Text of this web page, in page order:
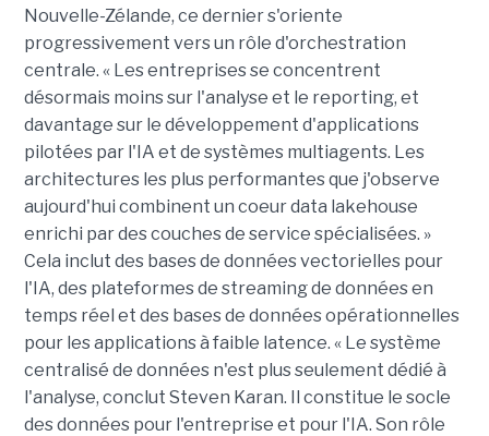
Nouvelle-Zélande, ce dernier s'oriente
progressivement vers un rôle d'orchestration
centrale. « Les entreprises se concentrent
désormais moins sur l'analyse et le reporting, et
davantage sur le développement d'applications
pilotées par l'IA et de systèmes multiagents. Les
architectures les plus performantes que j'observe
aujourd'hui combinent un coeur data lakehouse
enrichi par des couches de service spécialisées. »
Cela inclut des bases de données vectorielles pour
l'IA, des plateformes de streaming de données en
temps réel et des bases de données opérationnelles
pour les applications à faible latence. « Le système
centralisé de données n'est plus seulement dédié à
l'analyse, conclut Steven Karan. Il constitue le socle
des données pour l'entreprise et pour l'IA. Son rôle